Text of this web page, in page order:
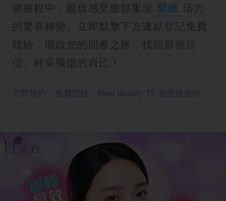
節療程中，親自感受臉部重現 緊緻 活力
的驚喜轉變。立即點擊下方連結登記免費
體驗，開啟您的回春之旅，找回那個自
信、神采飛揚的自己！